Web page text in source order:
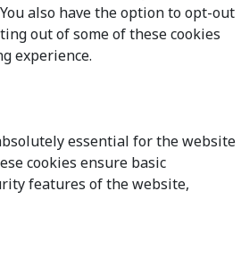
also have the option to opt-out
out of some of these cookies
experience.
essential for the website
cookies ensure basic
features of the website,